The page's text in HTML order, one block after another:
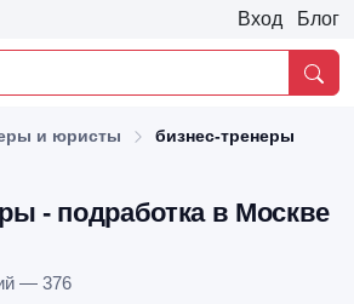
Вход Блог
и юристы бизнес-тренеры
- подработка в Москве
— 376